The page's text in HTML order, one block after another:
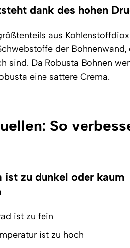
dank des hohen
aus
der
sind. Da Robusta Bohnen
eine sattere Crema.
So
ist zu dunkel oder kaum
ist zu fein
ist zu hoch